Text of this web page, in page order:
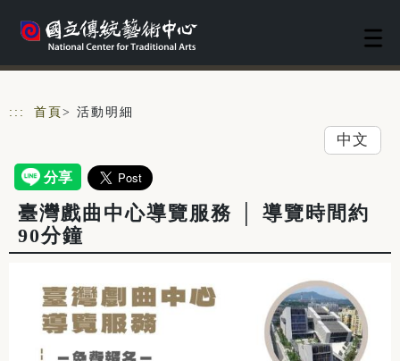
::: 首頁 > 活動明細
中文
臺灣戲曲中心導覽服務 │ 導覽時間約
90分鐘